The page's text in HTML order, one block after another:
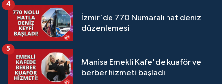
İzmir'de 770 Numaralı hat deniz
düzenlemesi
4
Manisa Emekli Kafe'de kuaför ve
berber hizmeti başladı
5